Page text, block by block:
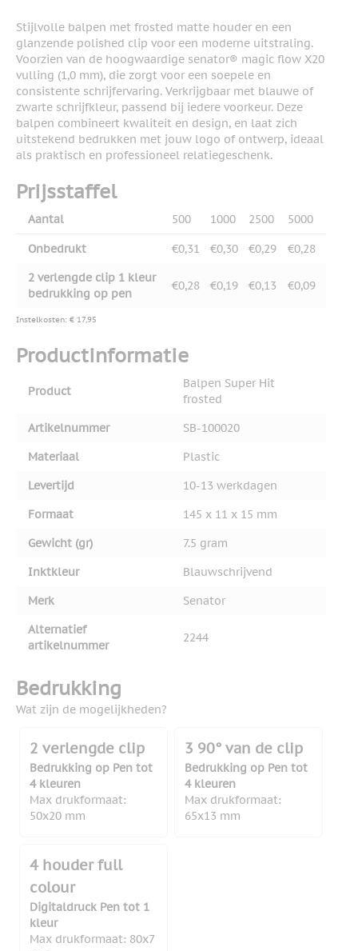
Stijlvolle balpen met frosted matte houder en een
glanzende polished clip voor een moderne uitstraling.
Voorzien van de hoogwaardige senator® magic flow X20
vulling (1,0 mm), die zorgt voor een soepele en
consistente schrijfervaring. Verkrijgbaar met blauwe of
zwarte schrijfkleur, passend bij iedere voorkeur. Deze
balpen combineert kwaliteit en design, en laat zich
uitstekend bedrukken met jouw logo of ontwerp, ideaal
als praktisch en professioneel relatiegeschenk.
Prijsstaffel
Aantal 500 1000 2500 5000
Onbedrukt €0,31 €0,30 €0,29
€0,28
2 verlengde clip 1 kleur
bedrukking op pen
€0,28 €0,19 €0,13 €0,09
Instelkosten: € 17,95
Productinformatie
Product
Balpen Super Hit
frosted
Artikelnummer
SB-100020
Materiaal
Plastic
Levertijd
10-13 werkdagen
Formaat
145 x 11 x 15 mm
Gewicht (gr)
7.5 gram
Inktkleur
Blauwschrijvend
Merk
Senator
Alternatief
artikelnummer
2244
Bedrukking
Wat zijn de mogelijkheden?
2 verlengde clip
Bedrukking op Pen tot
4 kleuren
Max drukformaat:
50x20 mm
3 90° van de clip
Bedrukking op Pen tot
4 kleuren
Max drukformaat:
65x13 mm
4 houder full
colour
Digitaldruck Pen tot 1
kleur
Max drukformaat: 80x7